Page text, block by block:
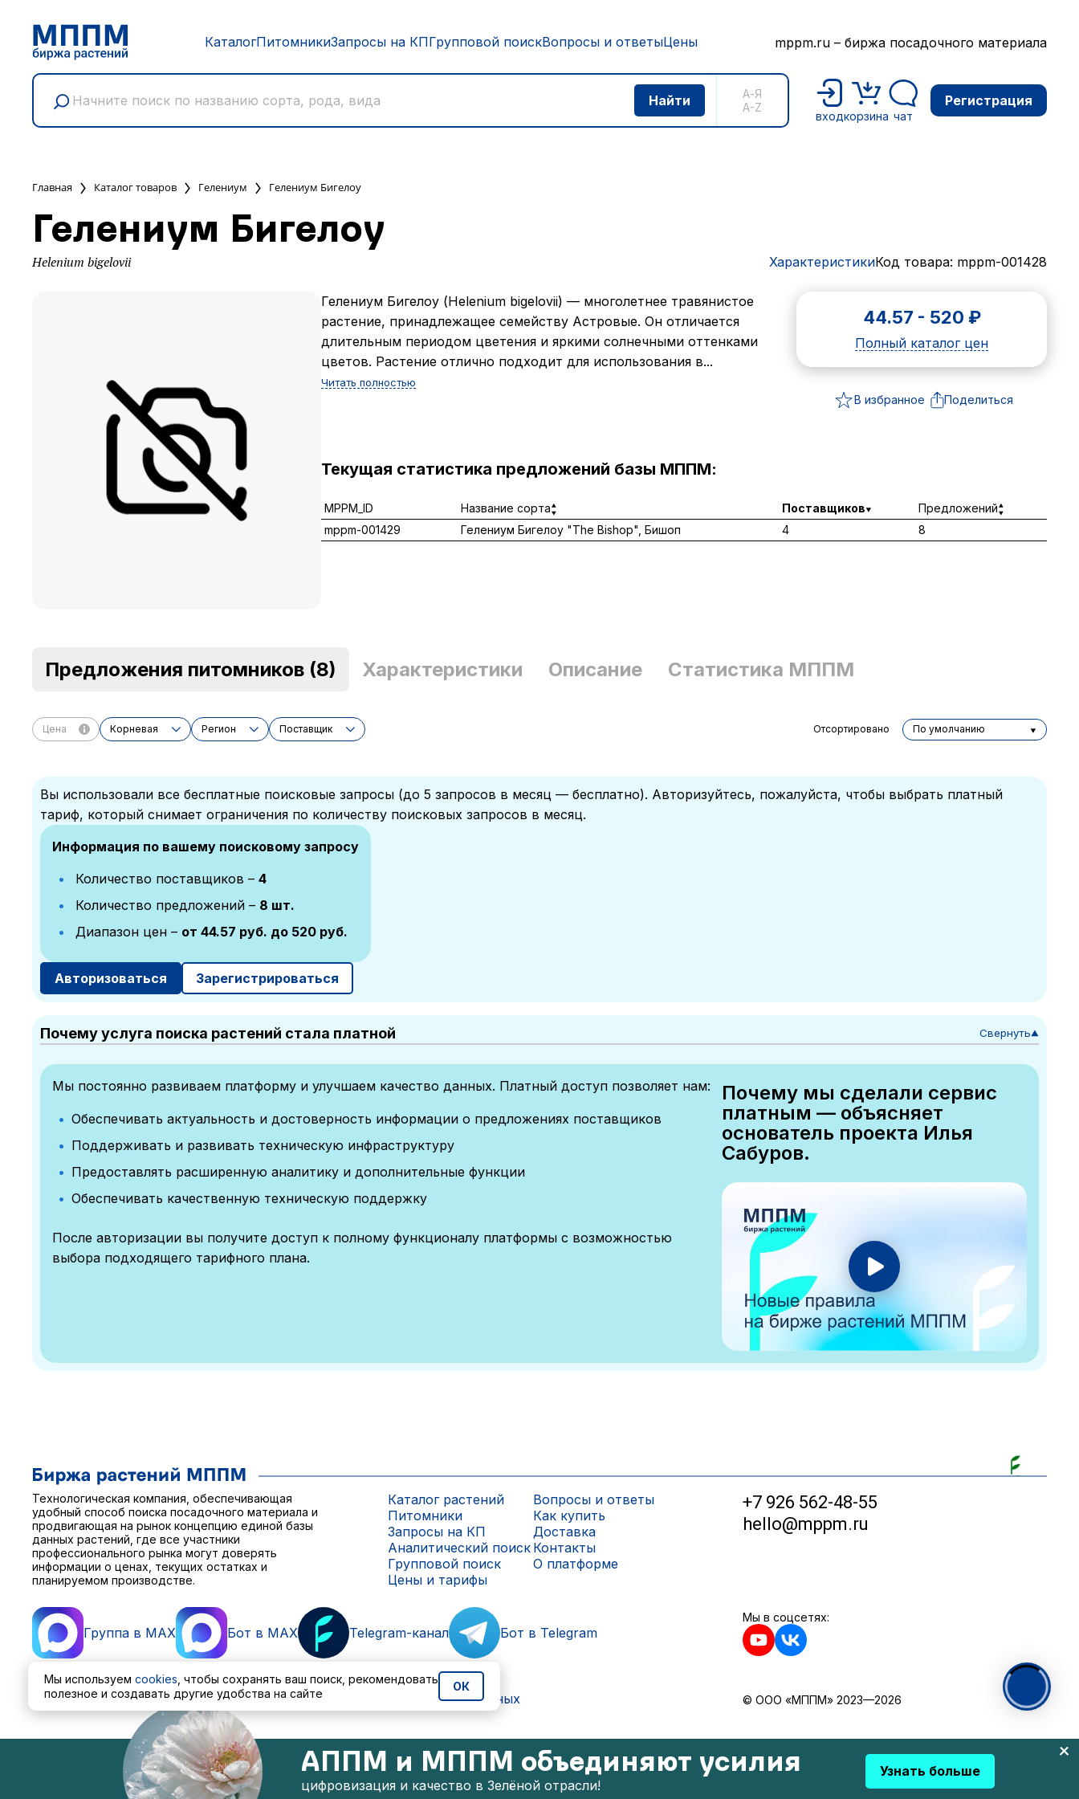
КаталогПитомникиЗапросы на КПГрупповой поискВопросы и ответыЦены mppm.ru – биржа посадочного материала
А-Я
A-Z
входкорзина чат
Регистрация
Главная Каталог товаров Гелениум Гелениум Бигелоу
Гелениум Бигелоу
Helenium bigelovii ХарактеристикиКод товара: mppm-001428
Гелениум Бигелоу (Helenium bigelovii) — многолетнее травянистое
растение, принадлежащее семейству Астровые. Он отличается
длительным периодом цветения и яркими солнечными оттенками
цветов. Растение отлично подходит для использования в...
Читать полностью
44.57 - 520 ₽
Полный каталог цен
В избранное Поделиться
Текущая статистика предложений базы МППМ:
MPPM_ID Название сорта Поставщиков
Предложений
mppm-001429
Гелениум Бигелоу "The Bishop", Бишоп 4 8
Предложения питомников (8) Характеристики Описание Статистика МППМ
Цена Корневая Регион Поставщик Отсортировано По умолчанию
Вы использовали все бесплатные поисковые запросы (до 5 запросов в месяц — бесплатно). Авторизуйтесь, пожалуйста, чтобы выбрать платный
тариф, который снимает ограничения по количеству поисковых запросов в месяц.
Информация по вашему поисковому запросу
Количество поставщиков – 4
Количество предложений – 8 шт.
Диапазон цен – от 44.57 руб. до 520 руб.
Авторизоваться Зарегистрироваться
Почему услуга поиска растений стала платной Свернуть▼
Мы постоянно развиваем платформу и улучшаем качество данных. Платный доступ позволяет нам:
Обеспечивать актуальность и достоверность информации о предложениях поставщиков
Поддерживать и развивать техническую инфраструктуру
Предоставлять расширенную аналитику и дополнительные функции
Обеспечивать качественную техническую поддержку
После авторизации вы получите доступ к полному функционалу платформы с возможностью
выбора подходящего тарифного плана.
Почему мы сделали сервис
платным — объясняет
основатель проекта Илья
Сабуров.
АППМ и МППМ объединяют усилия
цифровизация и качество в Зелёной отрасли!
Узнать больше
Технологическая компания, обеспечивающая
удобный способ поиска посадочного материала и
продвигающая на рынок концепцию единой базы
данных растений, где все участники
профессионального рынка могут доверять
информации о ценах, текущих остатках и
планируемом производстве.
Каталог растений
Питомники
Запросы на КП
Аналитический поиск
Групповой поиск
Цены и тарифы
Вопросы и ответы
Как купить
Доставка
Контакты
О платформе
+7 926 562-48-55
hello@mppm.ru
Группа в MAX Бот в MAX Telegram-канал Бот в Telegram
Мы в соцсетях:
Пользовательское соглашениеПолитика обработки персональных данных © ООО «МППМ» 2023—2026
Мы используем cookies , чтобы сохранять ваш поиск, рекомендовать
полезное и создавать другие удобства на сайте
ОК